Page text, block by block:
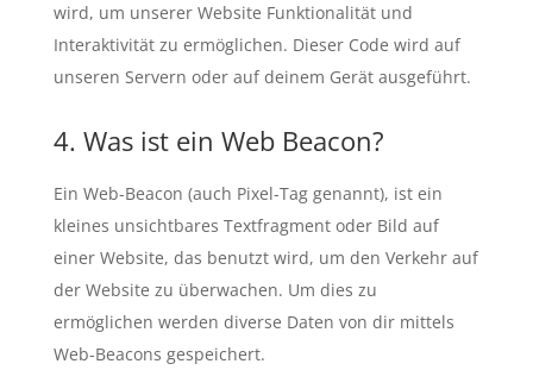
wird, um unserer Website Funktionalität und
Interaktivität zu ermöglichen. Dieser Code wird auf
unseren Servern oder auf deinem Gerät ausgeführt.
4. Was ist ein Web Beacon?
Ein Web-Beacon (auch Pixel-Tag genannt), ist ein
kleines unsichtbares Textfragment oder Bild auf
einer Website, das benutzt wird, um den Verkehr auf
der Website zu überwachen. Um dies zu
ermöglichen werden diverse Daten von dir mittels
Web-Beacons gespeichert.